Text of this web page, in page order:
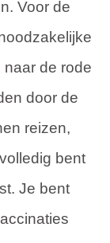
Voor de
de rode
door de
reizen,
bent
Je bent